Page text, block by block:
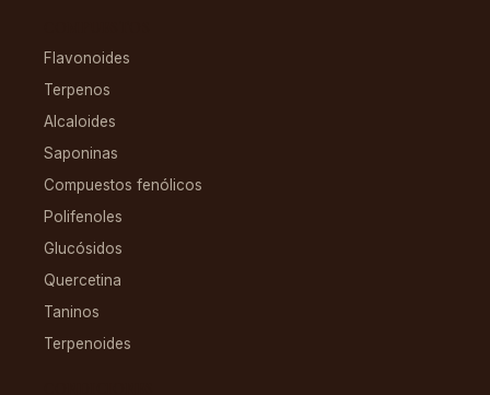
Flavonoides
Terpenos
Alcaloides
Saponinas
Compuestos fenólicos
Polifenoles
Glucósidos
Quercetina
Taninos
Terpenoides